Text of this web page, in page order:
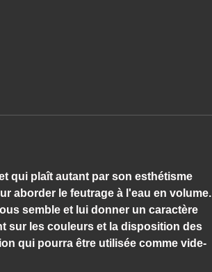
qui plaît autant par son esthétisme
aborder le feutrage à l'eau en volume.
semble et lui donner un caractère
sur les couleurs et la disposition des
qui pourra être utilisée comme vide-